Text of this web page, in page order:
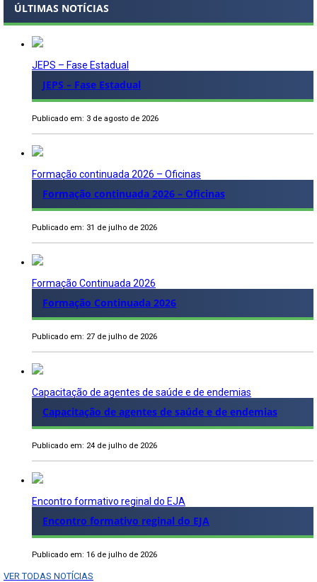
ÚLTIMAS NOTÍCIAS
JEPS – Fase Estadual
JEPS – Fase Estadual
Publicado em: 3 de agosto de 2026
Formação continuada 2026 – Oficinas
Formação continuada 2026 – Oficinas
Publicado em: 31 de julho de 2026
Formação Continuada 2026
Formação Continuada 2026
Publicado em: 27 de julho de 2026
Capacitação de agentes de saúde e de endemias
Capacitação de agentes de saúde e de endemias
Publicado em: 24 de julho de 2026
Encontro formativo reginal do EJA
Encontro formativo reginal do EJA
Publicado em: 16 de julho de 2026
VER TODAS NOTÍCIAS